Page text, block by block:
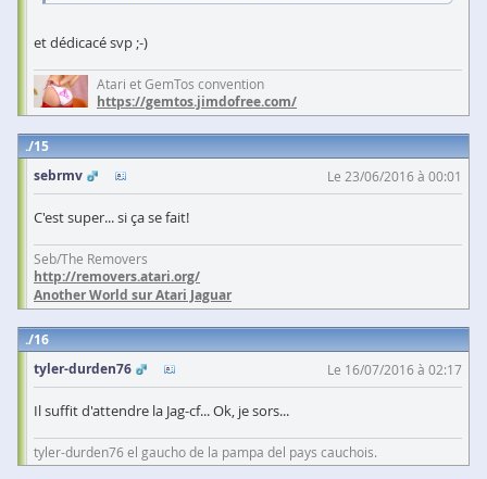
et dédicacé svp ;-)
Atari et GemTos convention
https://gemtos.jimdofree.com/
15
sebrmv
Le 23/06/2016 à 00:01
C'est super... si ça se fait!
Seb/The Removers
http://removers.atari.org/
Another World sur Atari Jaguar
16
tyler-durden76
Le 16/07/2016 à 02:17
Il suffit d'attendre la Jag-cf... Ok, je sors...
tyler-durden76 el gaucho de la pampa del pays cauchois.